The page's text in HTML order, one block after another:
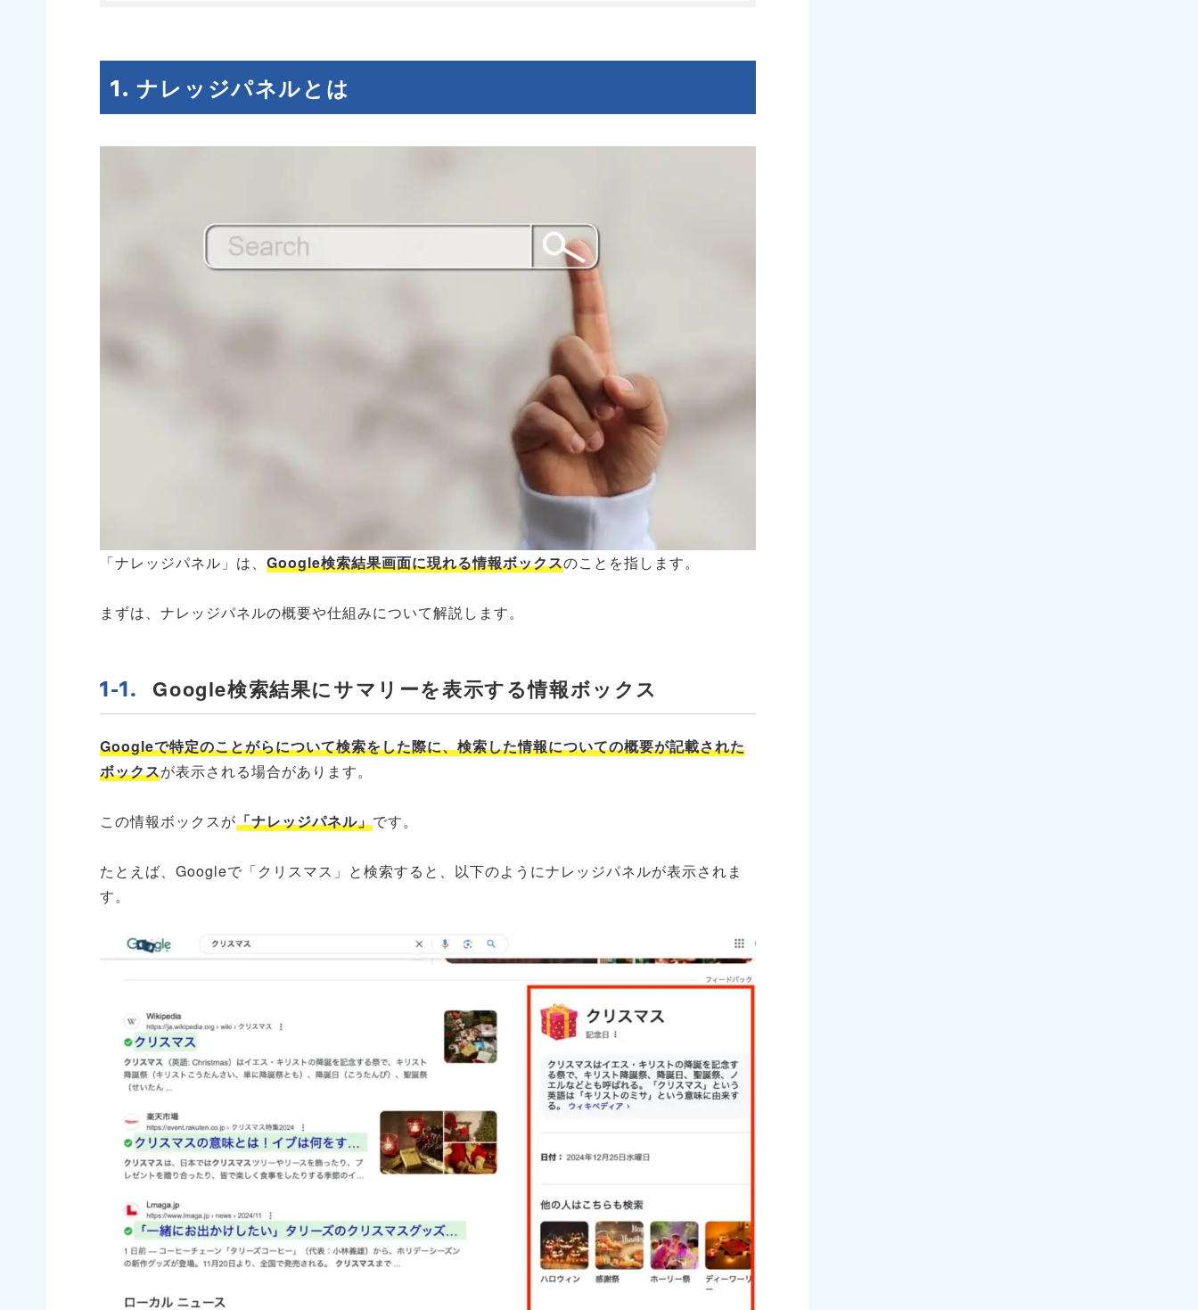
ナレッジパネルとは
「ナレッジパネル」は、 Google検索結果画面に現れる情報ボックスのことを指します。
まずは、ナレッジパネルの概要や仕組みについて解説します。
Google検索結果にサマリーを表示する情報ボックス
Googleで特定のことがらについて検索をした際に、検索した情報についての概要が記載された
ボックスが表示される場合があります。
この情報ボックスが「ナレッジパネル」です。
たとえば、Googleで「クリスマス」と検索すると、以下のようにナレッジパネルが表示されま
す。